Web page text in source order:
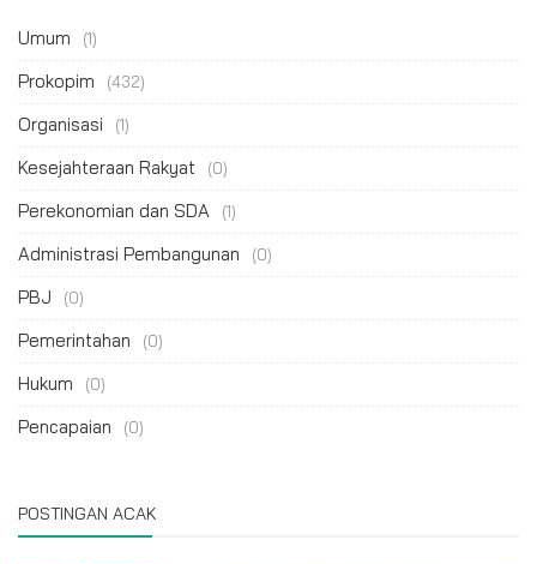
Umum (1)
Prokopim (432)
Organisasi (1)
Kesejahteraan Rakyat (0)
Perekonomian dan SDA (1)
Administrasi Pembangunan (0)
PBJ (0)
Pemerintahan (0)
Hukum (0)
Pencapaian (0)
POSTINGAN ACAK